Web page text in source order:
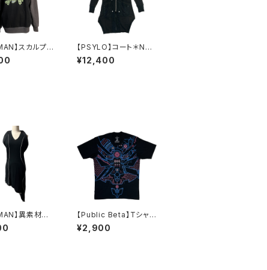
】スカルプリ
ディー Sサイ
【PSYLO】コート＊Ne
w Steamed Coat
¥12,400
】異素材ホ
クドレス
【Public Beta】Tシャ
ツ-SpaceController
2.01
¥2,900